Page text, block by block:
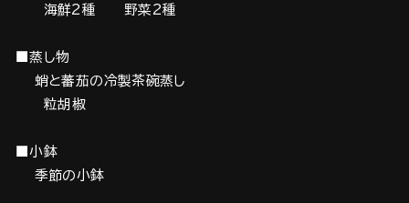
海鮮2種 野菜2種
■蒸し物
蛸と蕃茄の冷製茶碗蒸し
粒胡椒
■小鉢
季節の小鉢